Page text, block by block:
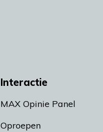
Interactie
MAX Opinie Panel
Oproepen